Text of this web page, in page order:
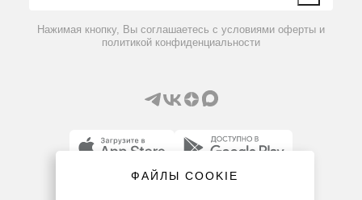
Нажимая кнопку, Вы соглашаетесь с условиями оферты и
политикой конфиденциальности
ФАЙЛЫ COOKIE